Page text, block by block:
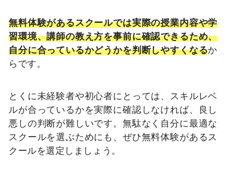
無料体験があるスクールでは実際の授業内容や学
習環境、講師の教え方を事前に確認できるため、
自分に合っているかどうかを判断しやすくなるか
らです。
とくに未経験者や初心者にとっては、スキルレベ
ルが合っているかを実際に確認しなければ、良し
悪しの判断が難しいです。無駄なく自分に最適な
スクールを選ぶためにも、ぜひ無料体験があるス
クールを選定しましょう。